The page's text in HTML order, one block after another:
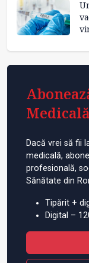
Dacă vrei să fii
medicală,
profesională,
Sănătate din
Tipărit +
Digital –